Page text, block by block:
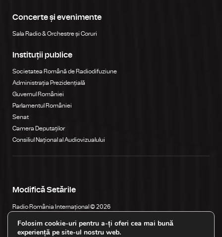
Concerte și evenimente
Sala Radio & Orchestre și Coruri
Instituții publice
Societatea Română de Radiodifuziune
Administrația Prezidențială
Guvernul României
Parlamentul României
Senat
Camera Deputaților
Consiliul Național al Audiovizualului
Modifică Setările
Radio România Internațional © 2026
Folosim cookie-uri pentru a-ți oferi cea mai bună
experiență pe site-ul nostru web.